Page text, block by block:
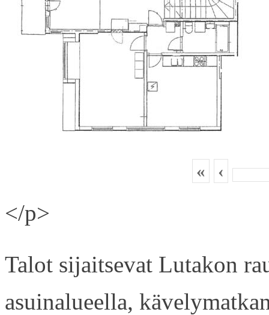
« ‹
</p>
Talot sijaitsevat Lutakon
asuinalueella,